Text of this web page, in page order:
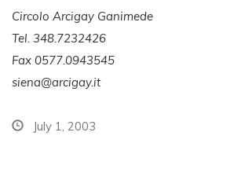
Circolo Arcigay Ganimede
Tel. 348.7232426
Fax 0577.0943545
siena@arcigay.it
July 1, 2003